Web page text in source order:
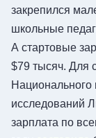
закрепился
школьные
А стартовые
$79 тысяч. Для
Национального
исследований
зарплата по